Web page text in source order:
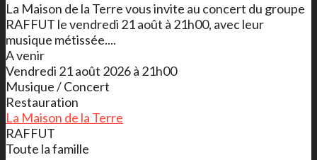
La Maison de la Terre vous invite au concert du groupe
RAFFUT le vendredi 21 août à 21h00, avec leur
musique métissée....
A venir
Vendredi 21 août 2026 à 21h00
Musique / Concert
Restauration
La Maison de la Terre
RAFFUT
Toute la famille